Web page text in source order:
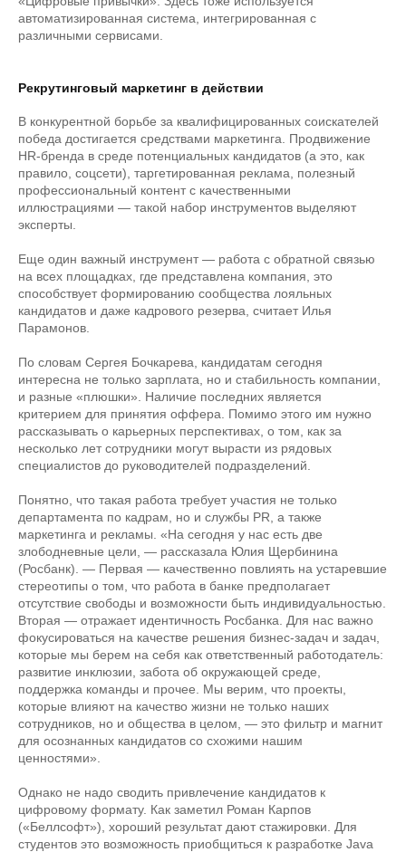
автоматизированная система, интегрированная с
различными сервисами.
Рекрутинговый маркетинг в действии
В конкурентной борьбе за квалифицированных соискателей
победа достигается средствами маркетинга. Продвижение
HR-бренда в среде потенциальных кандидатов (а это, как
правило, соцсети), таргетированная реклама, полезный
профессиональный контент с качественными
иллюстрациями — такой набор инструментов выделяют
эксперты.
Еще один важный инструмент — работа с обратной связью
на всех площадках, где представлена компания, это
способствует формированию сообщества лояльных
кандидатов и даже кадрового резерва, считает Илья
Парамонов.
По словам Сергея Бочкарева, кандидатам сегодня
интересна не только зарплата, но и стабильность компании,
и разные «плюшки». Наличие последних является
критерием для принятия оффера. Помимо этого им нужно
рассказывать о карьерных перспективах, о том, как за
несколько лет сотрудники могут вырасти из рядовых
специалистов до руководителей подразделений.
Понятно, что такая работа требует участия не только
департамента по кадрам, но и службы PR, а также
маркетинга и рекламы. «На сегодня у нас есть две
злободневные цели, — рассказала Юлия Щербинина
(Росбанк). — Первая — качественно повлиять на устаревшие
стереотипы о том, что работа в банке предполагает
отсутствие свободы и возможности быть индивидуальностью.
Вторая — отражает идентичность Росбанка. Для нас важно
фокусироваться на качестве решения бизнес-задач и задач,
которые мы берем на себя как ответственный работодатель:
развитие инклюзии, забота об окружающей среде,
поддержка команды и прочее. Мы верим, что проекты,
которые влияют на качество жизни не только наших
сотрудников, но и общества в целом, — это фильтр и магнит
для осознанных кандидатов со схожими нашим
ценностями».
Однако не надо сводить привлечение кандидатов к
цифровому формату. Как заметил Роман Карпов
(«Беллсофт»), хороший результат дают стажировки. Для
студентов это возможность приобщиться к разработке Java